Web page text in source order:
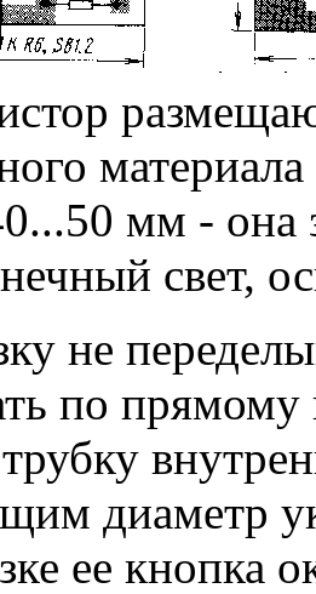
мм - она
свет,
не
по прямому
трубку
диаметр
ее кнопка